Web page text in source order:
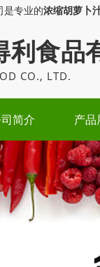
是专业的浓缩胡萝卜
利食品
CO., LTD.
简介 产品